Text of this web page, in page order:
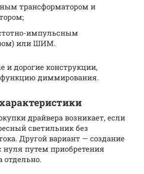
трансформатором и
импульсным
или ШИМ.
и дорогие конструкции,
диммирования.
драйвера возникает, если
светильник без
Другой вариант — создание
нуля путем приобретения
отдельно.